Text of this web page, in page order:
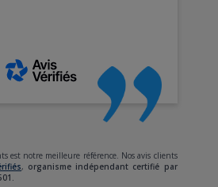
est notre meilleure référence. Nos avis clients
, organisme indépendant certifié par